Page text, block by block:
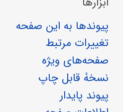
پیوندها به این صفحه
تغییرات مرتبط
صفحه‌های ویژه
نسخهٔ قابل چاپ
پیوند پایدار